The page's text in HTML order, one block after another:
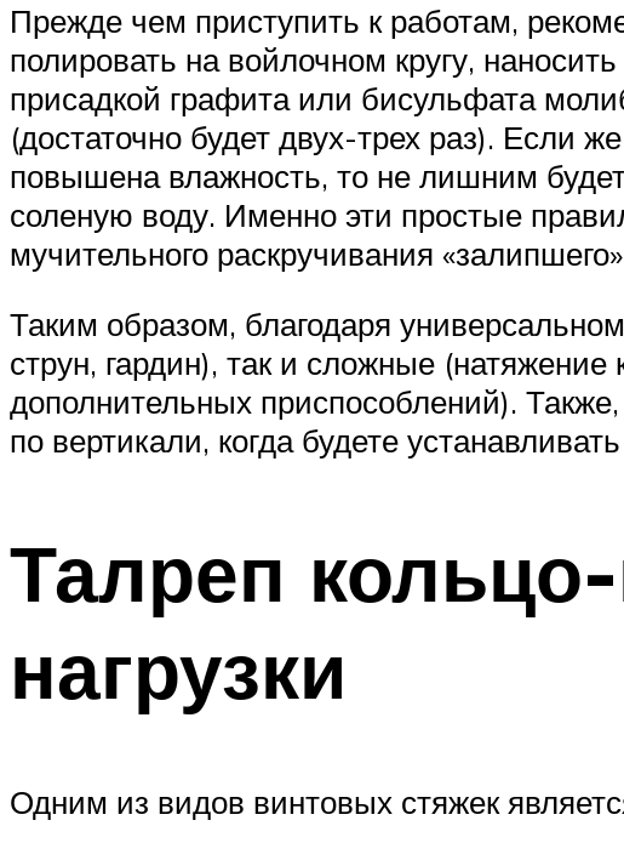
Прежде чем приступить к работам,
полировать на войлочном кругу,
присадкой графита или бисульфата
(достаточно будет двух-трех раз). Если
повышена влажность, то не лишним
соленую воду. Именно эти простые
мучительного раскручивания
Таким образом, благодаря
струн, гардин), так и сложные
дополнительных приспособлений).
по вертикали, когда будете
Талреп
нагрузки
Одним из видов винтовых стяжек